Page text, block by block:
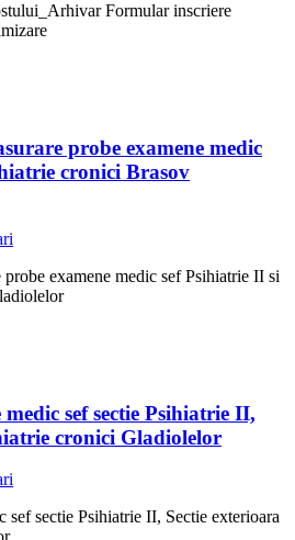
Formular inscriere
probe examene medic
cronici Brasov
examene medic sef Psihiatrie II si
sef sectie Psihiatrie II,
cronici Gladiolelor
sef sectie Psihiatrie II, Sectie exterioara